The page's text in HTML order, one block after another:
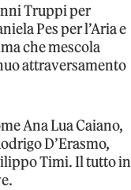
Truppi per
Pes per l’Aria e
che mescola
attraversamento
Ana Lua Caiano,
D’Erasmo,
Timi. Il tutto in